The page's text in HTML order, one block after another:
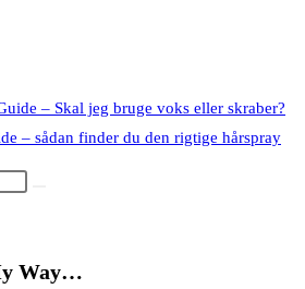
– Skal jeg bruge voks eller skraber?
– sådan finder du den rigtige hårspray
Way…